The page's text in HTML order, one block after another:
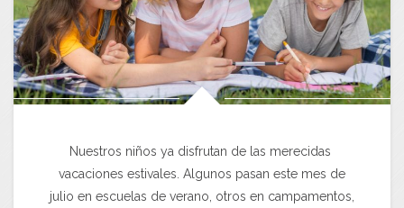
Nuestros niños ya disfrutan de las merecidas
vacaciones estivales. Algunos pasan este mes de
julio en escuelas de verano, otros en campamentos,